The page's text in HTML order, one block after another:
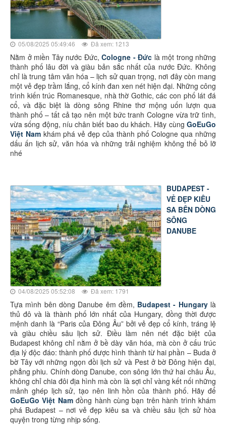
05/08/2025 05:49:46 Đã xem: 1213
Nằm ở miền Tây nước Đức, Cologne - Đức là một trong những
thành phố lâu đời và giàu bản sắc nhất của nước Đức. Không
chỉ là trung tâm văn hóa – lịch sử quan trọng, nơi đây còn mang
một vẻ đẹp trầm lắng, cổ kính đan xen nét hiện đại. Những công
trình kiến trúc Romanesque, nhà thờ Gothic, các con phố lát đá
cổ, và đặc biệt là dòng sông Rhine thơ mộng uốn lượn qua
thành phố – tất cả tạo nên một bức tranh Cologne vừa trữ tình,
vừa sống động, níu chân biết bao du khách. Hãy cùng GoEuGo
Việt Namkhám phá vẻ đẹp của thành phố Cologne qua những
dấu ấn lịch sử, văn hóa và những trải nghiệm không thể bỏ lỡ
nhé
BUDAPEST -
VẺ ĐẸP KIÊU
SA BÊN DÒNG
SÔNG
DANUBE
04/08/2025 05:52:08 Đã xem: 1791
Tựa mình bên dòng Danube êm đềm, Budapest - Hungarylà
thủ đô và là thành phố lớn nhất của Hungary, đồng thời được
mệnh danh là “Paris của Đông Âu” bởi vẻ đẹp cổ kính, tráng lệ
và giàu chiều sâu lịch sử. Điều làm nên nét đặc biệt của
Budapest không chỉ nằm ở bề dày văn hóa, mà còn ở cấu trúc
địa lý độc đáo: thành phố được hình thành từ hai phần – Buda ở
bờ Tây với những ngọn đồi lịch sử và Pest ở bờ Đông hiện đại,
phẳng phiu. Chính dòng Danube, con sông lớn thứ hai châu Âu,
không chỉ chia đôi địa hình mà còn là sợi chỉ vàng kết nối những
mảnh ghép lịch sử, tạo nên linh hồn của thành phố. Hãy để
GoEuGo Việt Namđồng hành cùng bạn trên hành trình khám
phá Budapest – nơi vẻ đẹp kiêu sa và chiều sâu lịch sử hòa
quyện trong từng nhịp sống.